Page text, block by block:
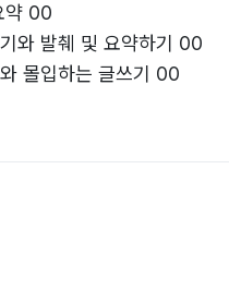
드맵 첫 장을 열면서>
약 00
와 발췌 및 요약하기 00
몰입하는 글쓰기 00
상하고 메모하기 00